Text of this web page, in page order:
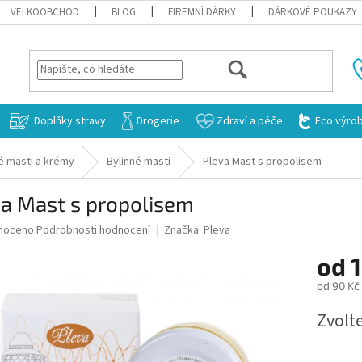
VELKOOBCHOD BLOG FIREMNÍ DÁRKY DÁRKOVÉ POUKAZY
HLEDAT
Doplňky stravy Drogerie Zdraví a péče Eco
masti a krémy Bylinné masti Pleva Mast s propolisem
Mast s propolisem
Podrobnosti hodnocení Značka: Pleva
od
od 90 Kč
cena: